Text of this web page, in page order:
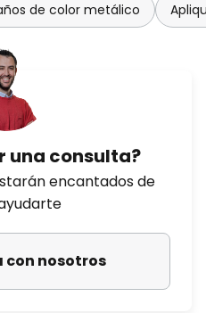
de color metálico
una consulta?
encantados de
nosotros